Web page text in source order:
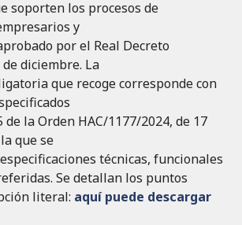
soporten los procesos de
y
por el Real Decreto
de diciembre. La
que recoge corresponde con
la Orden HAC/1177/2024, de 17
que se
técnicas, funcionales
Se detallan los puntos
literal: aquí puede descargar